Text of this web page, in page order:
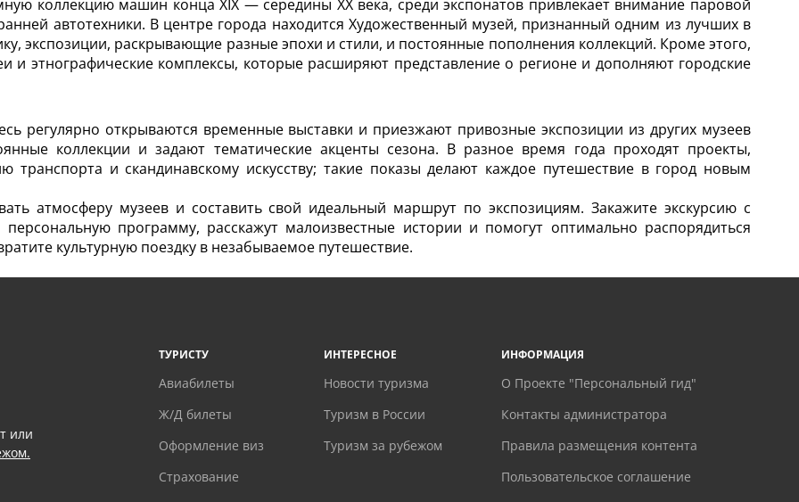
коллекцию машин конца XIX — середины XX века, среди экспонатов привлекает внимание паровой
автотехники. В центре города находится Художественный музей, признанный одним из лучших в
экспозиции, раскрывающие разные эпохи и стили, и постоянные пополнения коллекций. Кроме этого,
и этнографические комплексы, которые расширяют представление о регионе и дополняют городские
регулярно открываются временные выставки и приезжают привозные экспозиции из других музеев
коллекции и задают тематические акценты сезона. В разное время года проходят проекты,
транспорта и скандинавскому искусству; такие показы делают каждое путешествие в город новым
атмосферу музеев и составить свой идеальный маршрут по экспозициям. Закажите экскурсию с
программу, расскажут малоизвестные истории и помогут оптимально распорядиться
культурную поездку в незабываемое путешествие.
или
ТУРИСТУ
Авиабилеты
Ж/Д билеты
Оформление виз
Страхование
ИНТЕРЕСНОЕ
Новости туризма
Туризм в России
Туризм за рубежом
ИНФОРМАЦИЯ
О Проекте "Персональный гид"
Контакты администратора
Правила размещения контента
Пользовательское соглашение